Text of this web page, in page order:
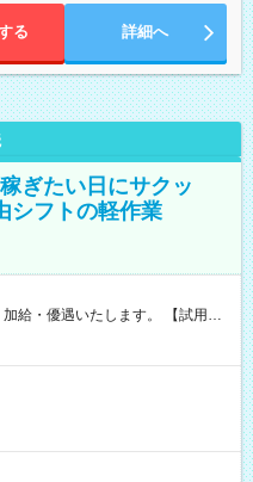
る 詳細へ
ぎたい日にサクッ
シフトの軽作業
優遇いたします。 【試用期